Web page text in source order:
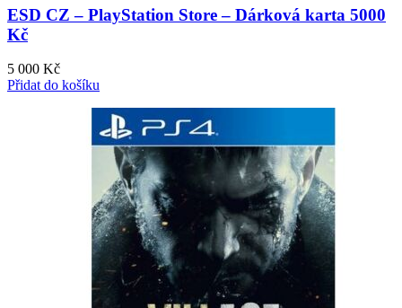
ESD CZ – PlayStation Store – Dárková karta 5000
Kč
5 000 Kč
Přidat do košíku